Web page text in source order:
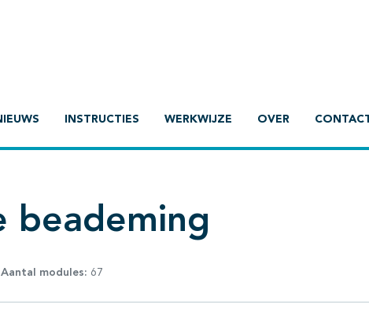
INSTRUCTIES WERKWIJZE OVER
beademing
Aantal modules: 67